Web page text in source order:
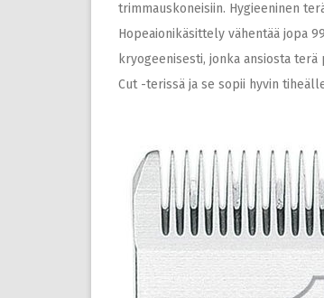
trimmauskoneisiin. Hygieeninen
Hopeaionikäsittely vähentää jopa
kryogeenisesti, jonka ansiosta
Cut -terissä ja se sopii hyvin